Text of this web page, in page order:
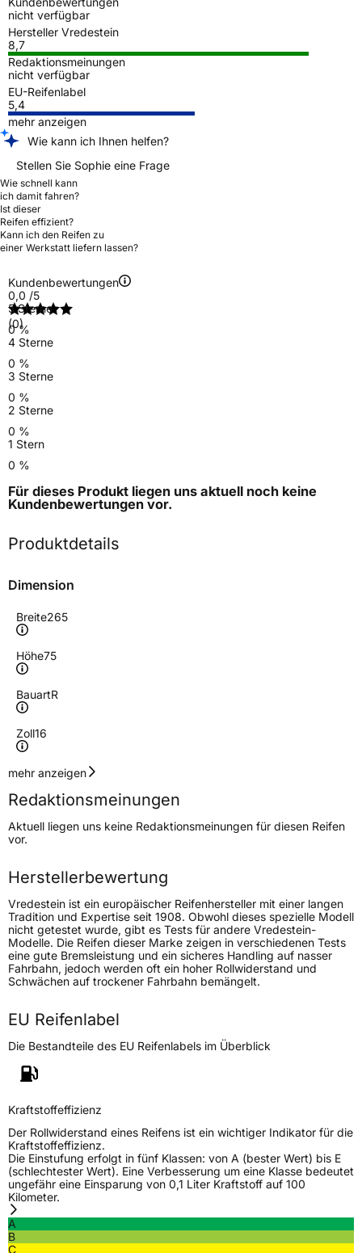
nicht verfügbar
Hersteller Vredestein
8,7
Redaktionsmeinungen
nicht verfügbar
EU-Reifenlabel
5,4
mehr anzeigen
Wie kann ich Ihnen helfen?
Stellen Sie Sophie eine Frage
Wie schnell kann
ich damit fahren?
Ist dieser
Reifen effizient?
Kann ich den Reifen zu
einer Werkstatt liefern lassen?
Kundenbewertungen
0,0 /5
(0)
5 Sterne
0 %
4 Sterne
0 %
3 Sterne
0 %
2 Sterne
0 %
1 Stern
0 %
Für dieses Produkt liegen uns aktuell noch keine
Kundenbewertungen vor.
Produktdetails
Dimension
Breite265
Höhe75
BauartR
Zoll16
Geschwindigkeitsindex
Höchstgeschwindigkeit
190 km/h
Lastindex116
Höchstlast1250 kg
Gewicht (in kg)
19,158 kg
Generelle Merkmale
FahrzeugtypSUV
VerwendungGanzjahresreifen
Modellname
Pinza AT
Weitere Eigenschaften
SchlauchtypTL
ZustandNeureifen
M+SJa
OffroadJa
mehr anzeigen
Redaktionsmeinungen
Aktuell liegen uns keine Redaktionsmeinungen für diesen Reifen
vor.
Herstellerbewertung
Vredestein ist ein europäischer Reifenhersteller mit einer langen
Tradition und Expertise seit 1908. Obwohl dieses spezielle Modell
nicht getestet wurde, gibt es Tests für andere Vredestein-
Modelle. Die Reifen dieser Marke zeigen in verschiedenen Tests
eine gute Bremsleistung und ein sicheres Handling auf nasser
Fahrbahn, jedoch werden oft ein hoher Rollwiderstand und
Schwächen auf trockener Fahrbahn bemängelt.
EU Reifenlabel
Die Bestandteile des EU Reifenlabels im Überblick
Kraftstoffeffizienz
Der Rollwiderstand eines Reifens ist ein wichtiger Indikator für die
Kraftstoffeffizienz.
Die Einstufung erfolgt in fünf Klassen: von A (bester Wert) bis E
(schlechtester Wert). Eine Verbesserung um eine Klasse bedeutet
ungefähr eine Einsparung von 0,1 Liter Kraftstoff auf 100
Kilometer.
A
B
C